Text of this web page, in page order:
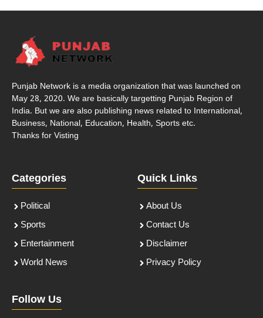
Punjab Network is a media organization that was launched on
May 28, 2020. We are basically targetting Punjab Region of
India. But we are also publishing news related to International,
Business, National, Education, Health, Sports etc.
Thanks for Visting
Categories
Political
Sports
Entertainment
World News
Quick Links
About Us
Contact Us
Disclaimer
Privacy Policy
Follow Us